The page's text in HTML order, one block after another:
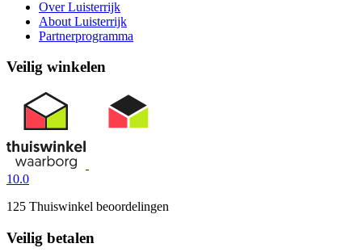
Over Luisterrijk
About Luisterrijk
Partnerprogramma
Veilig winkelen
10.0
125 Thuiswinkel beoordelingen
Veilig betalen